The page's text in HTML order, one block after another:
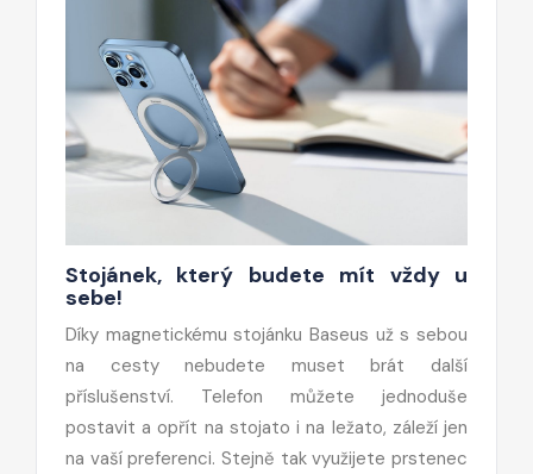
Stojánek, který budete mít vždy u
sebe!
Díky magnetickému stojánku Baseus už s sebou
na cesty nebudete muset brát další
příslušenství. Telefon můžete jednoduše
postavit a opřít na stojato i na ležato, záleží jen
na vaší preferenci. Stejně tak využijete prstenec